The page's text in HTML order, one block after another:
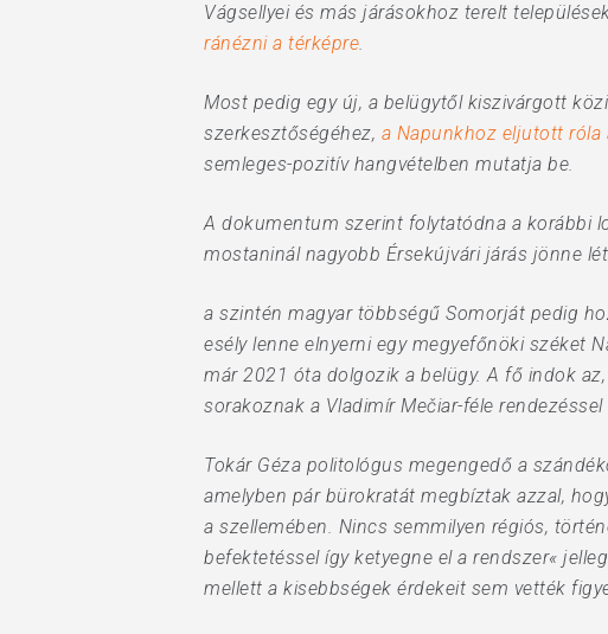
Vágsellyei és más járásokhoz terelt
ránézni a térképre.
Most pedig egy új, a belügytől kiszivárgott
szerkesztőségéhez, a Napunkhoz eljutott róla
semleges-pozitív hangvételben mutatja be.
A dokumentum szerint folytatódna a korábbi
mostaninál nagyobb Érsek­újvári járás jönne
a szintén magyar többségű Somorját pedig
esély lenne elnyerni egy megyefőnöki széket
már 2021 óta dolgozik a belügy. A fő indok
sorakoznak a Vladimír Mečiar-féle rendezéssel
Tokár Géza politológus megengedő a
amelyben pár bürokratát megbíztak azzal,
a szellemében. Nincs semmilyen régiós,
befektetéssel így ketyegne el a rendszer«
mellett a kisebbségek érdekeit sem vették